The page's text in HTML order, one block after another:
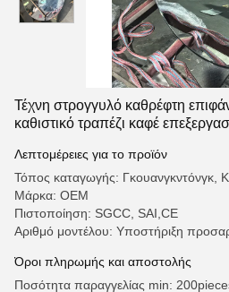
Τέχνη στρογγυλό καθρέφτη
καθιστικό τραπέζι καφέ
Λεπτομέρειες για το προϊόν
Τόπος καταγωγής: Γκουανγκντόνγκ,
Μάρκα: OEM
Πιστοποίηση: SGCC, SAI,CE
Αριθμό μοντέλου: Υποστήριξη
Όροι πληρωμής και αποστολής
Ποσότητα παραγγελίας min: